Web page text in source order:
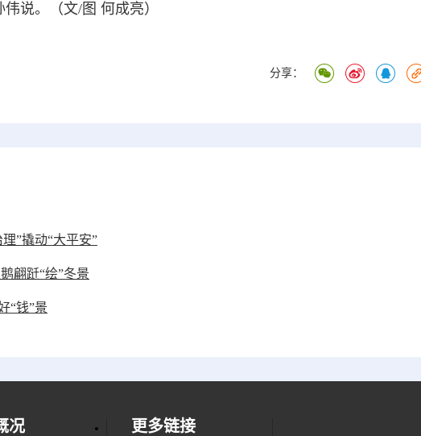
说。（文/图 何成亮）
分享：
”撬动“大平安”
翩跹“绘”冬景
“钱”景
况 更多链接